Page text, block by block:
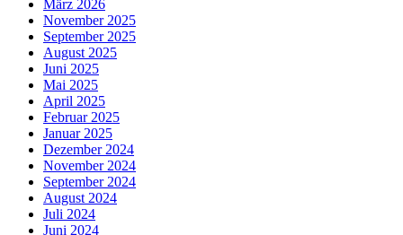
März 2026
November 2025
September 2025
August 2025
Juni 2025
Mai 2025
April 2025
Februar 2025
Januar 2025
Dezember 2024
November 2024
September 2024
August 2024
Juli 2024
Juni 2024